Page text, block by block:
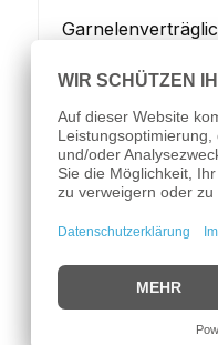
Bemerkung:
Die hier
Erfahrung in der
Seine
hochrückige
Körperfarbe ist
In einem
Anteil) zeigen